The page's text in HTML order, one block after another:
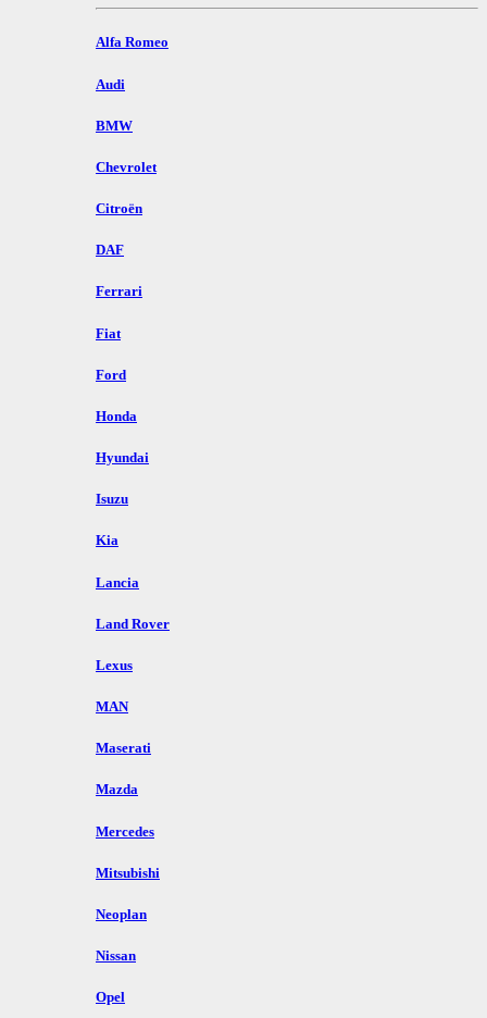
Alfa Romeo
Audi
BMW
Chevrolet
Citroën
DAF
Ferrari
Fiat
Ford
Honda
Hyundai
Isuzu
Kia
Lancia
Land Rover
Lexus
MAN
Maserati
Mazda
Mercedes
Mitsubishi
Neoplan
Nissan
Opel